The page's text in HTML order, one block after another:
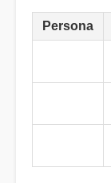
Persona